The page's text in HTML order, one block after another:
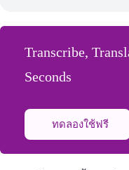
Transcribe,
Seconds
ทดลองใช้ฟรี